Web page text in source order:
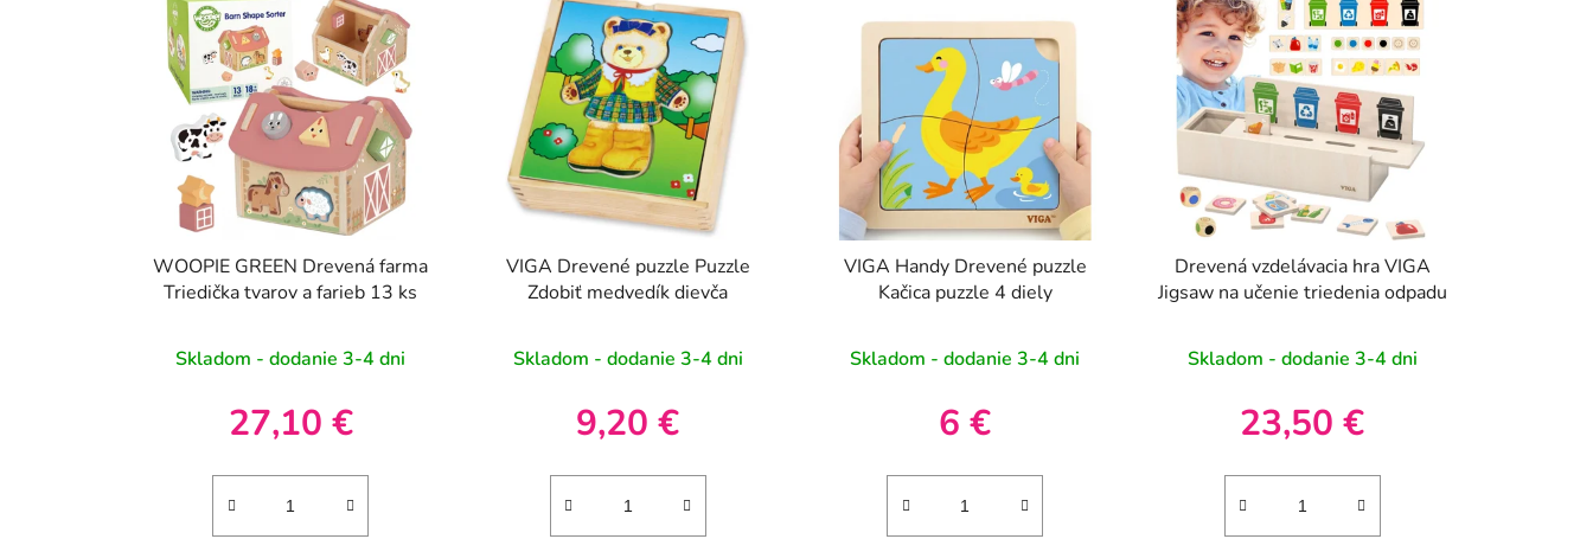
WOOPIE GREEN Drevená farma
Triedička tvarov a farieb 13 ks
Skladom - dodanie 3-4 dni
27,10 €
VIGA Drevené puzzle Puzzle
Zdobiť medvedík dievča
Skladom - dodanie 3-4 dni
9,20 €
VIGA Handy Drevené puzzle
Kačica puzzle 4 diely
Skladom - dodanie 3-4 dni
6 €
Drevená vzdelávacia hra VIGA
Jigsaw na učenie triedenia odpadu
Skladom - dodanie 3-4 dni
23,50 €